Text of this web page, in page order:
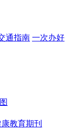
通指南 一次办好
教育期刊